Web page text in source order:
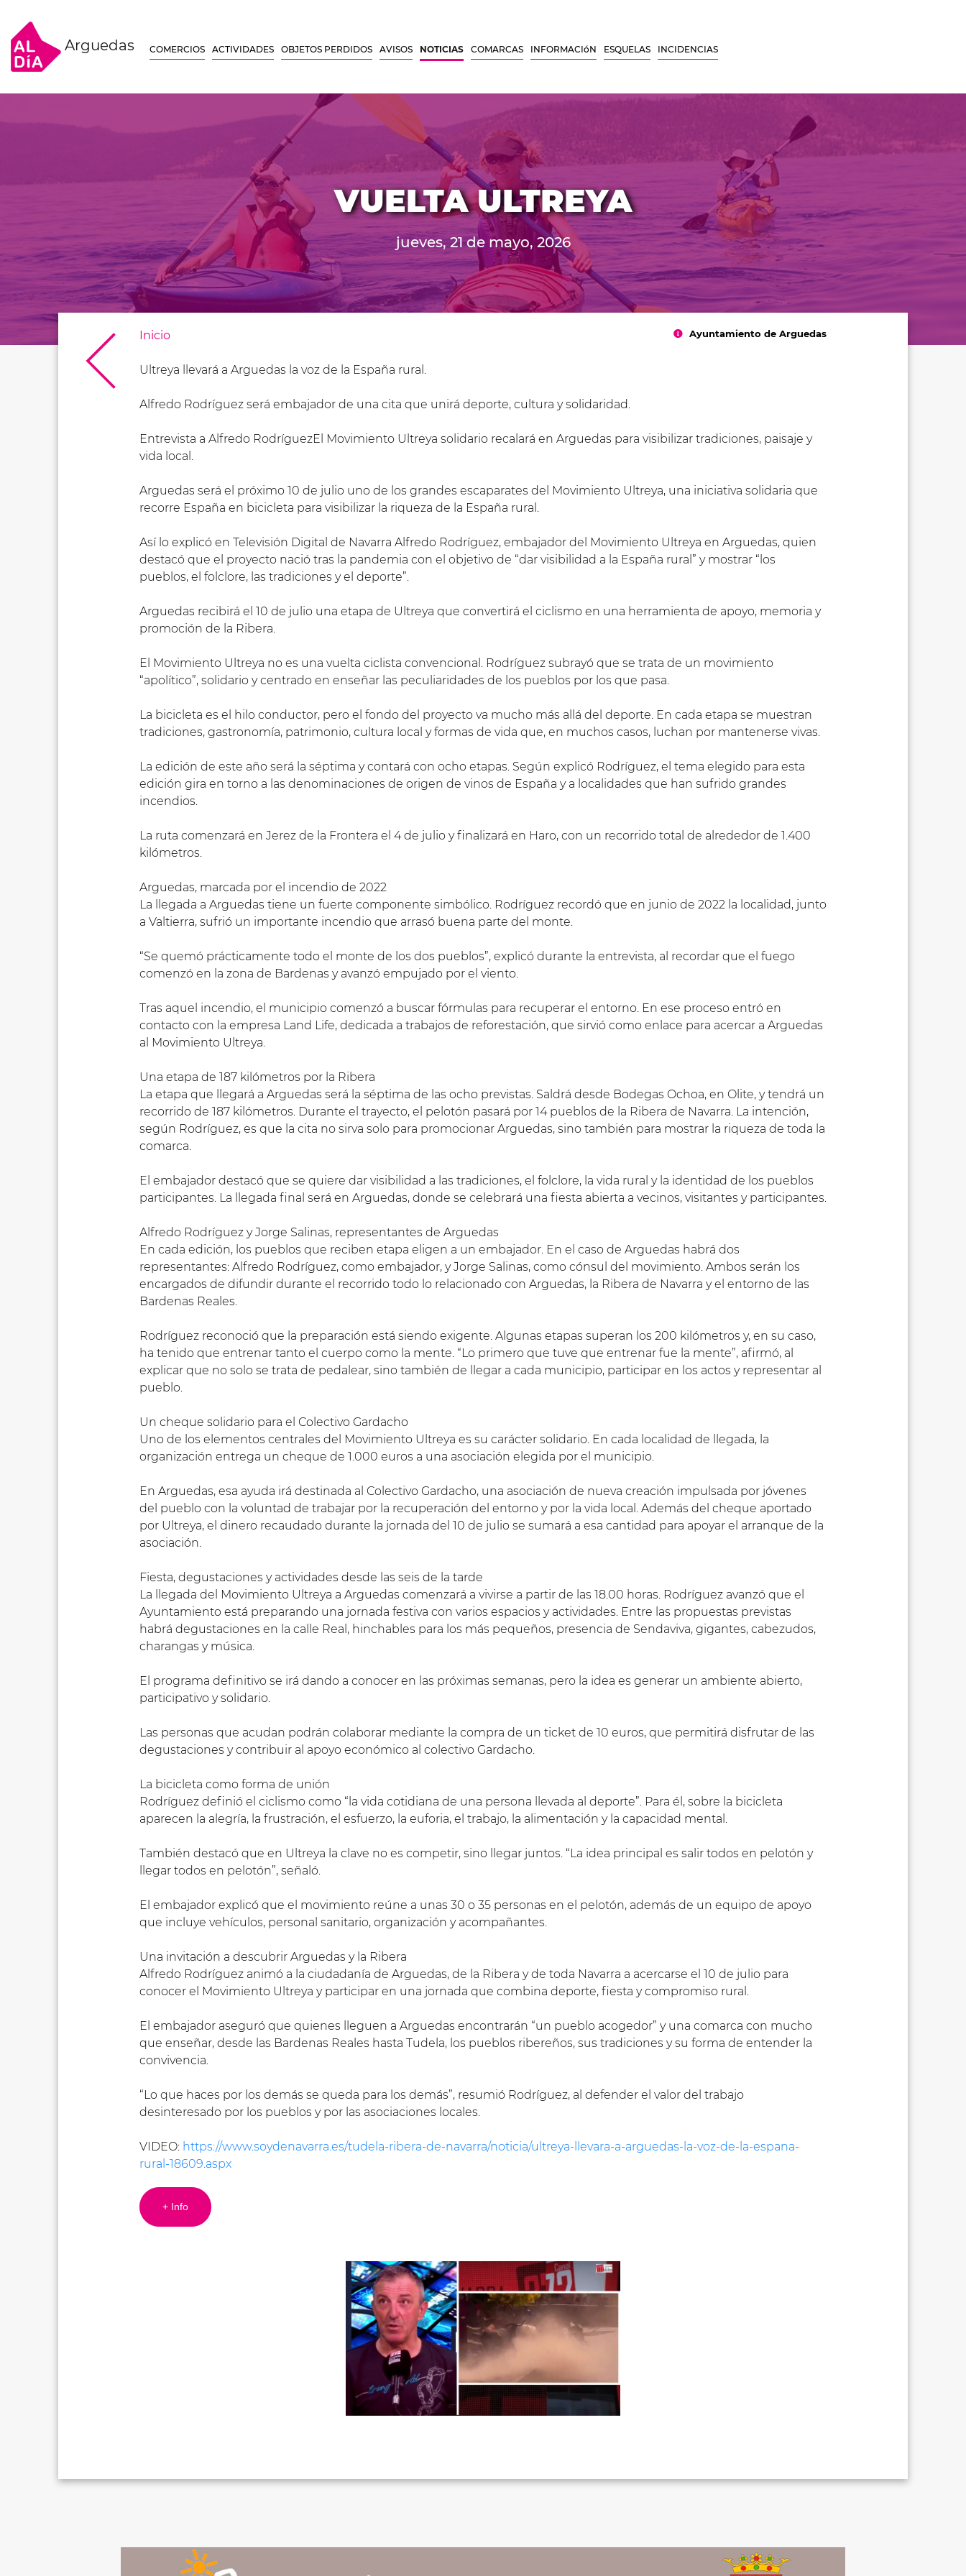
Arguedas COMERCIOS ACTIVIDADES OBJETOS PERDIDOS AVISOS NOTICIAS COMARCAS INFORMACIóN ESQUELAS INCIDENCIAS
VUELTA ULTREYA
jueves, 21 de mayo, 2026
Inicio Ayuntamiento de Arguedas
Ultreya llevará a Arguedas la voz de la España rural.
Alfredo Rodríguez será embajador de una cita que unirá deporte, cultura y solidaridad.
Entrevista a Alfredo RodríguezEl Movimiento Ultreya solidario recalará en Arguedas para visibilizar tradiciones, paisaje y
vida local.
Arguedas será el próximo 10 de julio uno de los grandes escaparates del Movimiento Ultreya, una iniciativa solidaria que
recorre España en bicicleta para visibilizar la riqueza de la España rural.
Así lo explicó en Televisión Digital de Navarra Alfredo Rodríguez, embajador del Movimiento Ultreya en Arguedas, quien
destacó que el proyecto nació tras la pandemia con el objetivo de “dar visibilidad a la España rural” y mostrar “los
pueblos, el folclore, las tradiciones y el deporte”.
Arguedas recibirá el 10 de julio una etapa de Ultreya que convertirá el ciclismo en una herramienta de apoyo, memoria y
promoción de la Ribera.
El Movimiento Ultreya no es una vuelta ciclista convencional. Rodríguez subrayó que se trata de un movimiento
“apolítico”, solidario y centrado en enseñar las peculiaridades de los pueblos por los que pasa.
La bicicleta es el hilo conductor, pero el fondo del proyecto va mucho más allá del deporte. En cada etapa se muestran
tradiciones, gastronomía, patrimonio, cultura local y formas de vida que, en muchos casos, luchan por mantenerse vivas.
La edición de este año será la séptima y contará con ocho etapas. Según explicó Rodríguez, el tema elegido para esta
edición gira en torno a las denominaciones de origen de vinos de España y a localidades que han sufrido grandes
incendios.
La ruta comenzará en Jerez de la Frontera el 4 de julio y finalizará en Haro, con un recorrido total de alrededor de 1.400
kilómetros.
Arguedas, marcada por el incendio de 2022
La llegada a Arguedas tiene un fuerte componente simbólico. Rodríguez recordó que en junio de 2022 la localidad, junto
a Valtierra, sufrió un importante incendio que arrasó buena parte del monte.
“Se quemó prácticamente todo el monte de los dos pueblos”, explicó durante la entrevista, al recordar que el fuego
comenzó en la zona de Bardenas y avanzó empujado por el viento.
Tras aquel incendio, el municipio comenzó a buscar fórmulas para recuperar el entorno. En ese proceso entró en
contacto con la empresa Land Life, dedicada a trabajos de reforestación, que sirvió como enlace para acercar a Arguedas
al Movimiento Ultreya.
Una etapa de 187 kilómetros por la Ribera
La etapa que llegará a Arguedas será la séptima de las ocho previstas. Saldrá desde Bodegas Ochoa, en Olite, y tendrá un
recorrido de 187 kilómetros. Durante el trayecto, el pelotón pasará por 14 pueblos de la Ribera de Navarra. La intención,
según Rodríguez, es que la cita no sirva solo para promocionar Arguedas, sino también para mostrar la riqueza de toda la
comarca.
El embajador destacó que se quiere dar visibilidad a las tradiciones, el folclore, la vida rural y la identidad de los pueblos
participantes. La llegada final será en Arguedas, donde se celebrará una fiesta abierta a vecinos, visitantes y participantes.
Alfredo Rodríguez y Jorge Salinas, representantes de Arguedas
En cada edición, los pueblos que reciben etapa eligen a un embajador. En el caso de Arguedas habrá dos
representantes: Alfredo Rodríguez, como embajador, y Jorge Salinas, como cónsul del movimiento. Ambos serán los
encargados de difundir durante el recorrido todo lo relacionado con Arguedas, la Ribera de Navarra y el entorno de las
Bardenas Reales.
Rodríguez reconoció que la preparación está siendo exigente. Algunas etapas superan los 200 kilómetros y, en su caso,
ha tenido que entrenar tanto el cuerpo como la mente. “Lo primero que tuve que entrenar fue la mente”, afirmó, al
explicar que no solo se trata de pedalear, sino también de llegar a cada municipio, participar en los actos y representar al
pueblo.
Un cheque solidario para el Colectivo Gardacho
Uno de los elementos centrales del Movimiento Ultreya es su carácter solidario. En cada localidad de llegada, la
organización entrega un cheque de 1.000 euros a una asociación elegida por el municipio.
En Arguedas, esa ayuda irá destinada al Colectivo Gardacho, una asociación de nueva creación impulsada por jóvenes
del pueblo con la voluntad de trabajar por la recuperación del entorno y por la vida local. Además del cheque aportado
por Ultreya, el dinero recaudado durante la jornada del 10 de julio se sumará a esa cantidad para apoyar el arranque de la
asociación.
Fiesta, degustaciones y actividades desde las seis de la tarde
La llegada del Movimiento Ultreya a Arguedas comenzará a vivirse a partir de las 18.00 horas. Rodríguez avanzó que el
Ayuntamiento está preparando una jornada festiva con varios espacios y actividades. Entre las propuestas previstas
habrá degustaciones en la calle Real, hinchables para los más pequeños, presencia de Sendaviva, gigantes, cabezudos,
charangas y música.
El programa definitivo se irá dando a conocer en las próximas semanas, pero la idea es generar un ambiente abierto,
participativo y solidario.
Las personas que acudan podrán colaborar mediante la compra de un ticket de 10 euros, que permitirá disfrutar de las
degustaciones y contribuir al apoyo económico al colectivo Gardacho.
La bicicleta como forma de unión
Rodríguez definió el ciclismo como “la vida cotidiana de una persona llevada al deporte”. Para él, sobre la bicicleta
aparecen la alegría, la frustración, el esfuerzo, la euforia, el trabajo, la alimentación y la capacidad mental.
También destacó que en Ultreya la clave no es competir, sino llegar juntos. “La idea principal es salir todos en pelotón y
llegar todos en pelotón”, señaló.
El embajador explicó que el movimiento reúne a unas 30 o 35 personas en el pelotón, además de un equipo de apoyo
que incluye vehículos, personal sanitario, organización y acompañantes.
Una invitación a descubrir Arguedas y la Ribera
Alfredo Rodríguez animó a la ciudadanía de Arguedas, de la Ribera y de toda Navarra a acercarse el 10 de julio para
conocer el Movimiento Ultreya y participar en una jornada que combina deporte, fiesta y compromiso rural.
El embajador aseguró que quienes lleguen a Arguedas encontrarán “un pueblo acogedor” y una comarca con mucho
que enseñar, desde las Bardenas Reales hasta Tudela, los pueblos ribereños, sus tradiciones y su forma de entender la
convivencia.
“Lo que haces por los demás se queda para los demás”, resumió Rodríguez, al defender el valor del trabajo
desinteresado por los pueblos y por las asociaciones locales.
VIDEO: https://www.soydenavarra.es/tudela-ribera-de-navarra/noticia/ultreya-llevara-a-arguedas-la-voz-de-la-espana-
rural-18609.aspx
+ Info